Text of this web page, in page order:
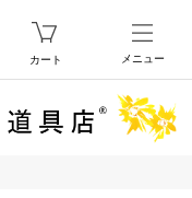
カート メニュー